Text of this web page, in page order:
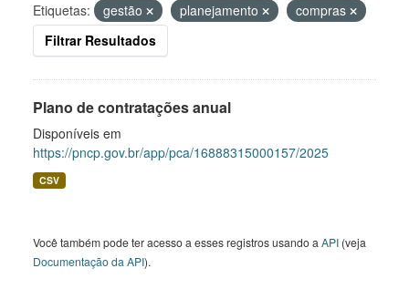
Etiquetas: gestão planejamento
compras
Filtrar Resultados
Plano de contratações anual
Disponíveis em
https://pncp.gov.br/app/pca/16888315000157/2025
CSV
Você também pode ter acesso a esses registros usando a API (veja
Documentação da API).